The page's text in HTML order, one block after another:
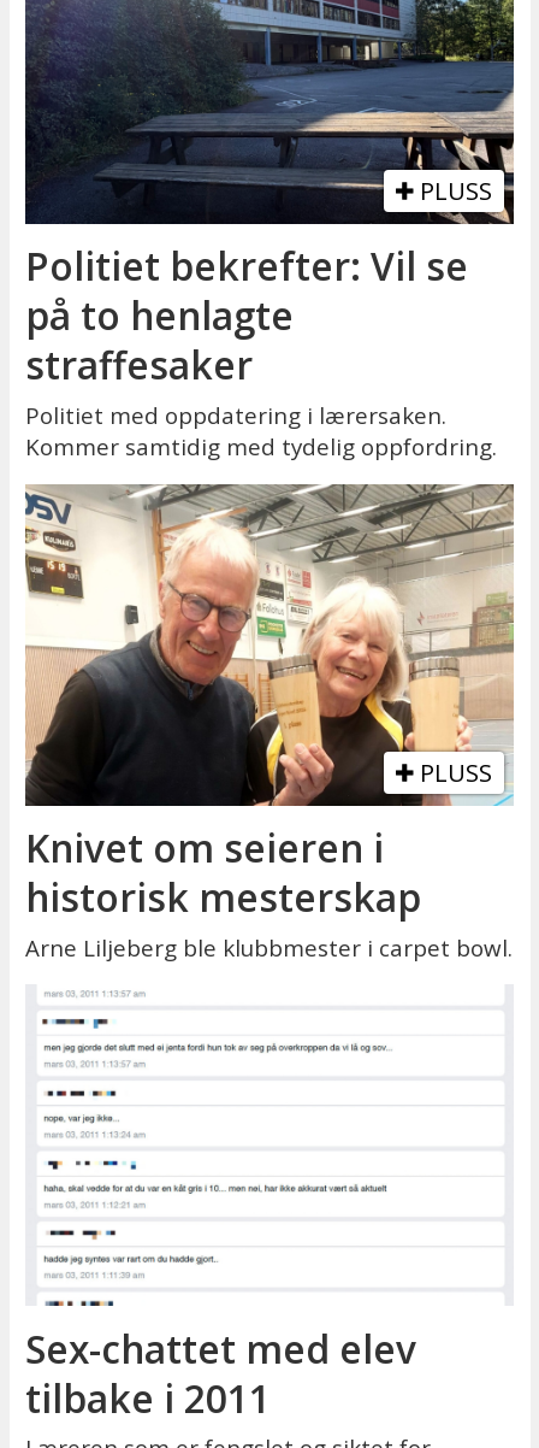
PLUSS
Politiet bekrefter: Vil se
på to henlagte
straffesaker
Politiet med oppdatering i lærersaken.
Kommer samtidig med tydelig oppfordring.
PLUSS
Knivet om seieren i
historisk mesterskap
Arne Liljeberg ble klubbmester i carpet bowl.
Sex-chattet med elev
tilbake i 2011